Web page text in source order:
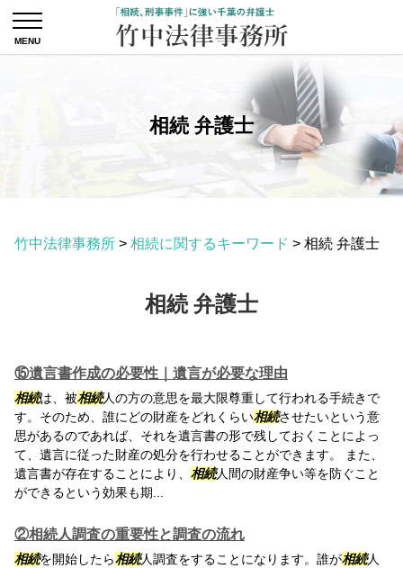
相続 弁護士
竹中法律事務所 > 相続に関するキーワード > 相続 弁護士
相続 弁護士
⑮遺言書作成の必要性｜遺言が必要な理由
相続は、被相続人の方の意思を最大限尊重して行われる手続きで
す。そのため、誰にどの財産をどれくらい相続させたいという意
思があるのであれば、それを遺言書の形で残しておくことによっ
て、遺言に従った財産の処分を行わせることができます。 また、
遺言書が存在することにより、 相続人間の財産争い等を防ぐこと
ができるという効果も期...
②相続人調査の重要性と調査の流れ
相続を開始したら相続人調査をすることになります。誰が相続人